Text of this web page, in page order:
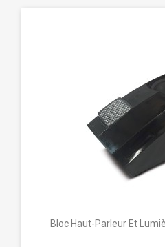
Bloc Haut-Parleur Et